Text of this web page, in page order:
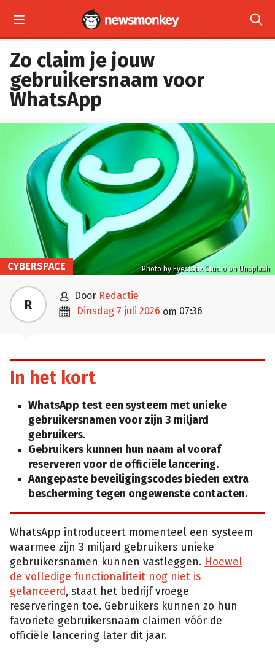
 
Zo claim je jouw
gebruikersnaam voor
WhatsApp
Photo by Eyestetix Studio on Unsplash
CYBERSPACE
R  door Redactie
 dinsdag 7 juli 2026 om 07:36
In het kort
WhatsApp test een systeem met unieke
gebruikersnamen voor zijn 3 miljard
gebruikers.
Gebruikers kunnen hun naam al vooraf
reserveren voor de officiële lancering.
Aangepaste beveiligingscodes bieden extra
bescherming tegen ongewenste contacten.
WhatsApp introduceert momenteel een systeem
waarmee zijn 3 miljard gebruikers unieke
gebruikersnamen kunnen vastleggen. Hoewel
de volledige functionaliteit nog niet is
gelanceerd, staat het bedrijf vroege
reserveringen toe. Gebruikers kunnen zo hun
favoriete gebruikersnaam claimen vóór de
officiële lancering later dit jaar.